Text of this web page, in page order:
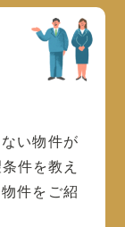
い物件が
件を教え
件をご紹